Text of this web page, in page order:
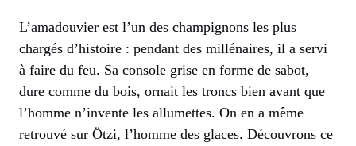
L’amadouvier est l’un des champignons les plus
chargés d’histoire : pendant des millénaires, il a servi
à faire du feu. Sa console grise en forme de sabot,
dure comme du bois, ornait les troncs bien avant que
l’homme n’invente les allumettes. On en a même
retrouvé sur Ötzi, l’homme des glaces. Découvrons ce